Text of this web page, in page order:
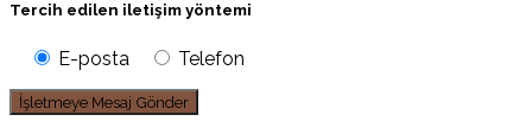
Tercih edilen iletişim yöntemi
E-posta Telefon